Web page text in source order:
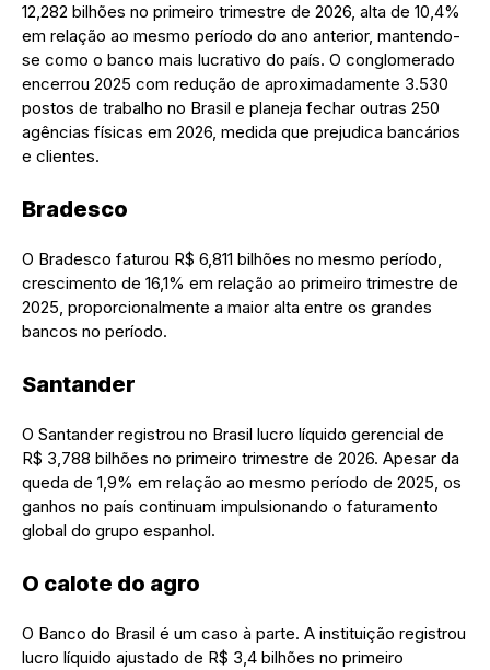
12,282 bilhões no primeiro trimestre de 2026, alta de 10,4%
em relação ao mesmo período do ano anterior, mantendo-
se como o banco mais lucrativo do país. O conglomerado
encerrou 2025 com redução de aproximadamente 3.530
postos de trabalho no Brasil e planeja fechar outras 250
agências físicas em 2026, medida que prejudica bancários
e clientes.
Bradesco
O Bradesco faturou R$ 6,811 bilhões no mesmo período,
crescimento de 16,1% em relação ao primeiro trimestre de
2025, proporcionalmente a maior alta entre os grandes
bancos no período.
Santander
O Santander registrou no Brasil lucro líquido gerencial de
R$ 3,788 bilhões no primeiro trimestre de 2026. Apesar da
queda de 1,9% em relação ao mesmo período de 2025, os
ganhos no país continuam impulsionando o faturamento
global do grupo espanhol.
O calote do agro
O Banco do Brasil é um caso à parte. A instituição registrou
lucro líquido ajustado de R$ 3,4 bilhões no primeiro